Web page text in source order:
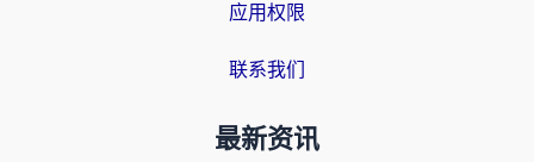
应用权限
联系我们
最新资讯